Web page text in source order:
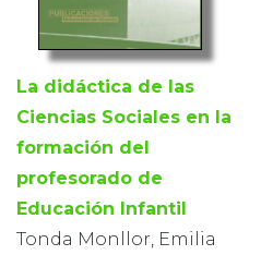
La didáctica de las
Ciencias Sociales en la
formación del
profesorado de
Educación Infantil
Tonda Monllor, Emilia